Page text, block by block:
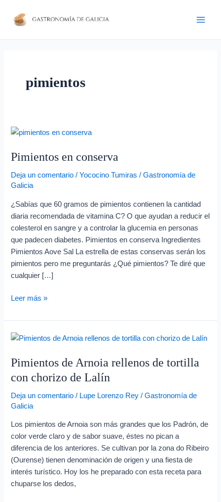
pimientos
Pimientos en conserva
Deja un comentario /Yococino Tumiras /Gastronomía de
Galicia
¿Sabías que 60 gramos de pimientos contienen la cantidad
diaria recomendada de vitamina C? O que ayudan a reducir el
colesterol en sangre y a controlar la glucemia en personas
que padecen diabetes. Pimientos en conserva Ingredientes
Pimientos Aove Sal La estrella de estas conservas serán los
pimientos pero me preguntarás ¿Qué pimientos? Te diré que
cualquier […]
Pimientos
conserva
Leer más »
Pimientos de Arnoia rellenos de tortilla
con chorizo de Lalín
Deja un comentario / Lupe Lorenzo Rey /Gastronomía de
Galicia
Los pimientos de Arnoia son más grandes que los Padrón, de
color verde claro y de sabor suave, éstes no pican a
diferencia de los anteriores. Se cultivan por la zona do Ribeiro
(Ourense) tienen denominación de origen y una fiesta de
interés turístico. Hoy los he preparado con esta receta para
chuparse los dedos,
Pimientos
Arnoia
tortilla
con
chorizo
Lalín
d
o
r
e
l
e
r
ó
i
c
o